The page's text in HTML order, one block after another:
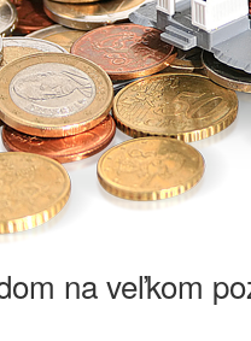
na veľkom